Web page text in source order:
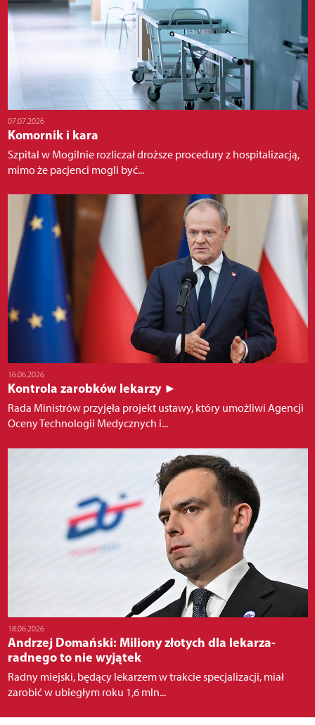
07.07.2026
Komornik i kara
Szpital w Mogilnie rozliczał droższe procedury z hospitalizacją,
mimo że pacjenci mogli być...
16.06.2026
Kontrola zarobków lekarzy ►
Rada Ministrów przyjęła projekt ustawy, który umożliwi Agencji
Oceny Technologii Medycznych i...
18.06.2026
Andrzej Domański: Miliony złotych dla lekarza-
radnego to nie wyjątek
Radny miejski, będący lekarzem w trakcie specjalizacji, miał
zarobić w ubiegłym roku 1,6 mln...